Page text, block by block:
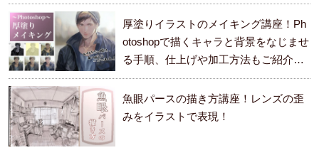
厚塗りイラストのメイキング講座！Ph
otoshopで描くキャラと背景をなじませ
る手順、仕上げや加工方法もご紹介し
ます。
魚眼パースの描き方講座！レンズの歪
みをイラストで表現！